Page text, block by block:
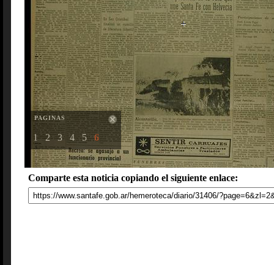
PAGINAS
1 2 3 4 5 6
Comparte esta noticia copiando el siguiente enlace: